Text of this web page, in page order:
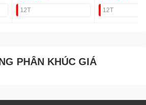
12T 12T
PHÂN KHÚC GIÁ